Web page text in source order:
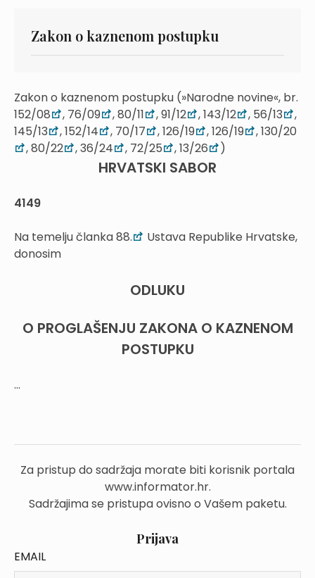
Zakon o kaznenom postupku
Zakon o kaznenom postupku (»Narodne novine«, br.
152/08
, 76/09 , 80/11 , 91/12 , 143/12 , 56/13
,
145/13
, 152/14 , 70/17 , 126/19 , 126/19
, 130/20
, 80/22
, 36/24 , 72/25 , 13/26 )
HRVATSKI SABOR
4149
Na temelju članka 88.
Ustava Republike Hrvatske,
donosim
ODLUKU
O PROGLAŠENJU ZAKONA O KAZNENOM
POSTUPKU
...
Za pristup do sadržaja morate biti korisnik portala
www.informator.hr.
Sadržajima se pristupa ovisno o Vašem paketu.
Prijava
EMAIL